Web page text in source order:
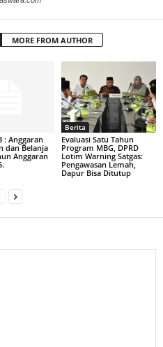
MORE FROM AUTHOR
: Anggaran
dan Belanja
Anggaran
Berita
Evaluasi Satu Tahun
Program MBG, DPRD
Lotim Warning Satgas:
Pengawasan Lemah,
Dapur Bisa Ditutup